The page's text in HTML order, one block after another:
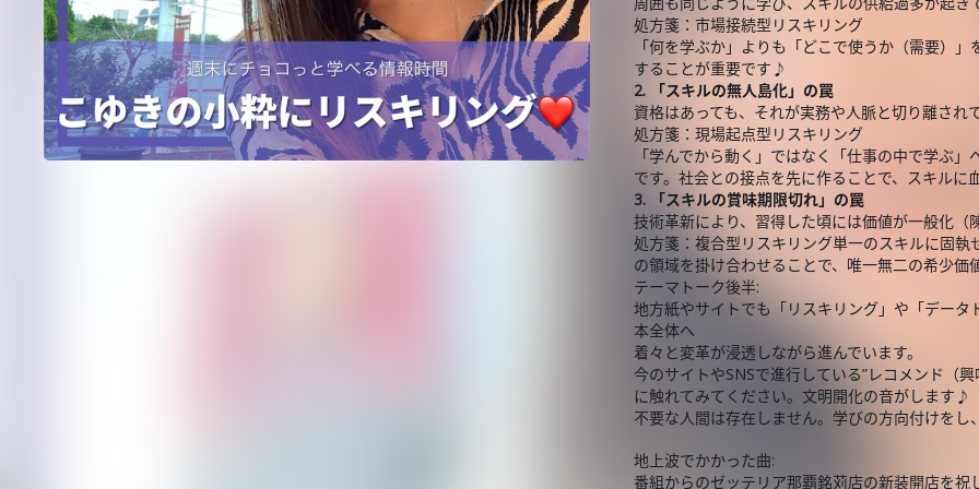
処方箋：市場接続型リスキリング
「何を学ぶか」よりも「どこで使うか（需要）
することが重要です♪
2. 「スキルの無人島化」の罠
資格はあっても、それが実務や人脈と切り離され
処方箋：現場起点型リスキリング
「学んでから動く」ではなく「仕事の中で学ぶ
です。社会との接点を先に作ることで、スキル
3. 「スキルの賞味期限切れ」の罠
技術革新により、習得した頃には価値が一般化（
処方箋：複合型リスキリング単一のスキルに固
の領域を掛け合わせることで、唯一無二の希少
テーマトーク後半:
地方紙やサイトでも「リスキリング」や「デー
本全体へ
着々と変革が浸透しながら進んでいます。
今のサイトやSNSで進行している”レコメンド（
に触れてみてください。文明開化の音がします♪
不要な人間は存在しません。学びの方向付けを
地上波でかかった曲:
番組からのゼッテリア那覇銘苅店の新装開店を